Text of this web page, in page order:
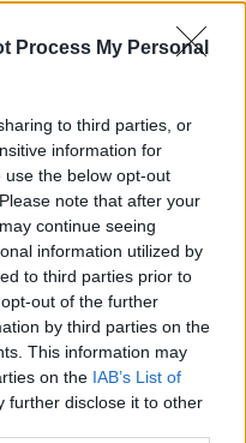
Process My Personal
to third parties, or
information for
the below opt-out
note that after your
continue seeing
information utilized by
to third parties prior to
out of the further
by third parties on the
This information may
on the IAB’s List of
further disclose it to other